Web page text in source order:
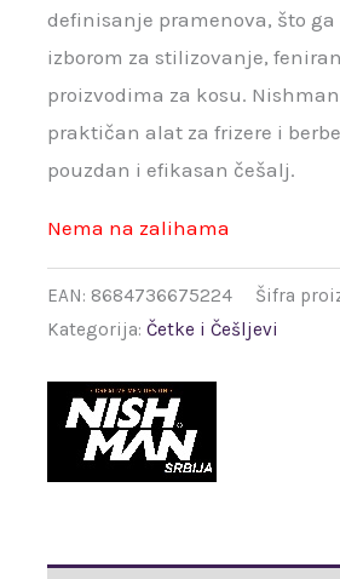
definisanje pramenova, što
izborom za stilizovanje,
proizvodima za kosu.
praktičan alat za frizere i
pouzdan i efikasan češalj.
Nema na zalihama
EAN: 8684736675224 Šifra
Kategorija:Četke i Češljevi